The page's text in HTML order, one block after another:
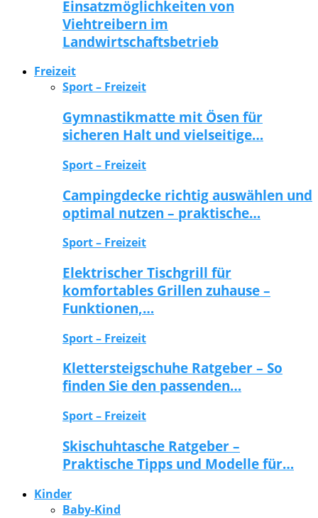
Einsatzmöglichkeiten von
Viehtreibern im
Landwirtschaftsbetrieb
Freizeit
Sport – Freizeit
Gymnastikmatte mit Ösen für
sicheren Halt und vielseitige…
Sport – Freizeit
Campingdecke richtig auswählen und
optimal nutzen – praktische…
Sport – Freizeit
Elektrischer Tischgrill für
komfortables Grillen zuhause –
Funktionen,…
Sport – Freizeit
Klettersteigschuhe Ratgeber – So
finden Sie den passenden…
Sport – Freizeit
Skischuhtasche Ratgeber –
Praktische Tipps und Modelle für…
Kinder
Baby-Kind